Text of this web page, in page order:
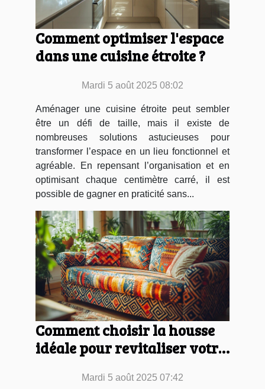
Comment optimiser l'espace
dans une cuisine étroite ?
Mardi 5 août 2025 08:02
Aménager une cuisine étroite peut sembler
être un défi de taille, mais il existe de
nombreuses solutions astucieuses pour
transformer l’espace en un lieu fonctionnel et
agréable. En repensant l’organisation et en
optimisant chaque centimètre carré, il est
possible de gagner en praticité sans...
Comment choisir la housse
idéale pour revitaliser votre
Mardi 5 août 2025 07:42